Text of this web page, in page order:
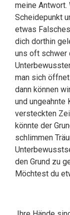
meine Antwort.
Scheidepunkt
etwas
dich dorthin
uns oft schwer
man sich
dann können
und ungeahnte
versteckten
könnte der
schlimmen
den Grund zu
Möchtest du